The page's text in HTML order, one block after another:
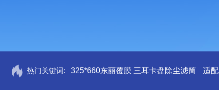
热门关键词: 325*660东丽覆膜 三耳卡盘除尘滤筒 适